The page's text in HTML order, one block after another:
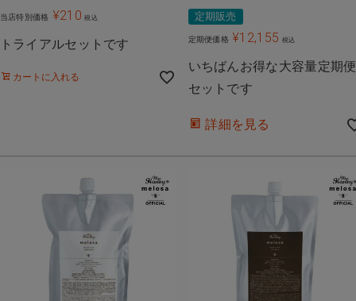
当店特別価格 ¥210 税込
トライアルセットです
カートに入れる
定期販売
定期便価格 ¥12,155 税込
いちばんお得な大容量定期便
セットです
詳細を見る